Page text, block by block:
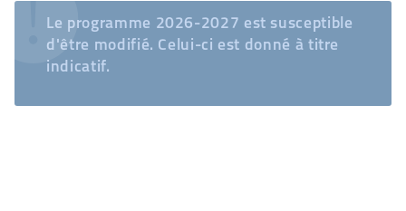
Le programme 2026-2027 est susceptible
d'être modifié. Celui-ci est donné à titre
indicatif.